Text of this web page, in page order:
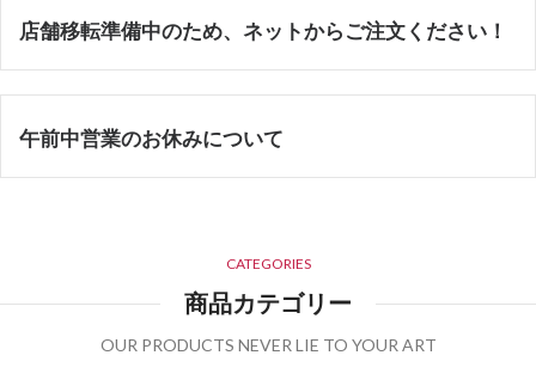
店舗移転準備中のため、ネットからご注文ください！
午前中営業のお休みについて
CATEGORIES
商品カテゴリー
OUR PRODUCTS NEVER LIE TO YOUR ART